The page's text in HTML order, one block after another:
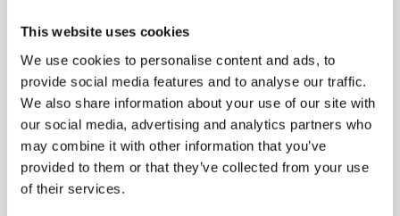
This website uses cookies
We use cookies to personalise content and ads, to
provide social media features and to analyse our traffic.
We also share information about your use of our site with
our social media, advertising and analytics partners who
may combine it with other information that you’ve
provided to them or that they’ve collected from your use
of their services.